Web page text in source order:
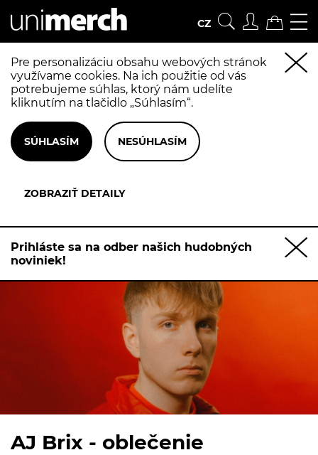
CZ
Pre personalizáciu obsahu webových stránok
využívame cookies. Na ich použitie od vás
potrebujeme súhlas, ktorý nám udelíte
kliknutím na tlačidlo „Súhlasím“.
Prihláste sa na odber našich hudobných
noviniek!
AJ Brix - oblečenie